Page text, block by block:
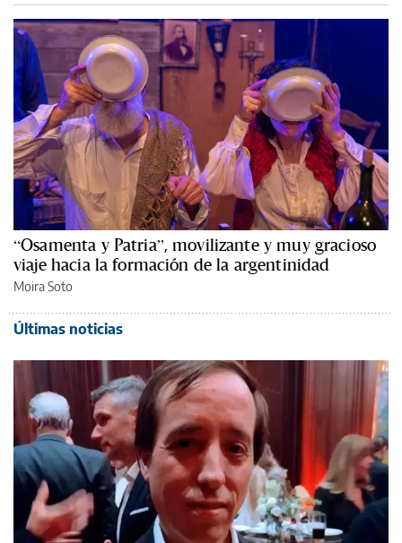
“Osamenta y Patria”, movilizante y muy gracioso
viaje hacia la formación de la argentinidad
Moira Soto
Últimas noticias